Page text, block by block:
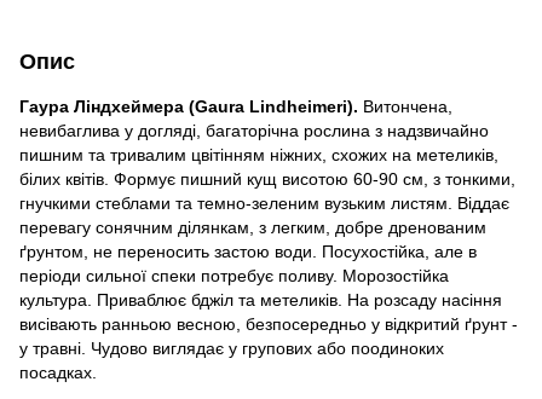
Опис
Гаура Ліндхеймера (Gaura Lindheimeri). Витончена,
невибаглива у догляді, багаторічна рослина з надзвичайно
пишним та тривалим цвітінням ніжних, схожих на метеликів,
білих квітів. Формує пишний кущ висотою 60-90 см, з тонкими,
гнучкими стеблами та темно-зеленим вузьким листям. Віддає
перевагу сонячним ділянкам, з легким, добре дренованим
ґрунтом, не переносить застою води. Посухостійка, але в
періоди сильної спеки потребує поливу. Морозостійка
культура. Приваблює бджіл та метеликів. На розсаду насіння
висівають ранньою весною, безпосередньо у відкритий ґрунт -
у травні. Чудово виглядає у групових або поодиноких
посадках.